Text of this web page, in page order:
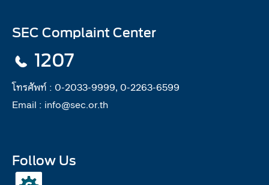
SEC Complaint Center
1207
โทรศัพท์ : 0-2033-9999, 0-2263-6599
Email : info@sec.or.th
Follow Us